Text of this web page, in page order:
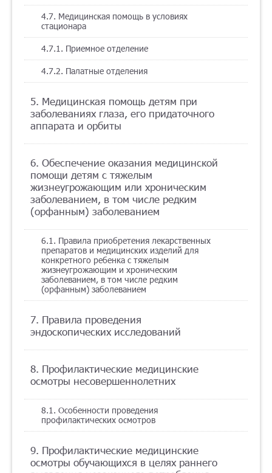
4.7. Медицинская помощь в условиях
стационара
4.7.1. Приемное отделение
4.7.2. Палатные отделения
5. Медицинская помощь детям при
заболеваниях глаза, его придаточного
аппарата и орбиты
6. Обеспечение оказания медицинской
помощи детям с тяжелым
жизнеугрожающим или хроническим
заболеванием, в том числе редким
(орфанным) заболеванием
6.1. Правила приобретения лекарственных
препаратов и медицинских изделий для
конкретного ребенка с тяжелым
жизнеугрожающим и хроническим
заболеванием, в том числе редким
(орфанным) заболеванием
7. Правила проведения
эндоскопических исследований
8. Профилактические медицинские
осмотры несовершеннолетних
8.1. Особенности проведения
профилактических осмотров
9. Профилактические медицинские
осмотры обучающихся в целях раннего